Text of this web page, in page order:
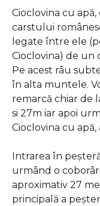
Cioclovina cu
carstului
legate între ele
Cioclovina) de un
Pe acest râu
în alta muntele.
remarcă chiar de
si 27m iar apoi
Cioclovina cu apă,
Intrarea în
urmând o
aproximativ 27
principală a